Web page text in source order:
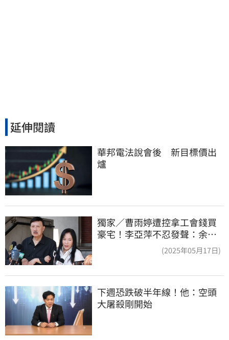
延伸閱讀
華邦電法說會後　新目標價出
爐
獨家／曹雨婷遭控拿工會錢買
豪宅！李亞萍不忍發聲：余天
(2025年05月17日)
下週恐跌破半年線！他：空頭
大屠殺剛開始